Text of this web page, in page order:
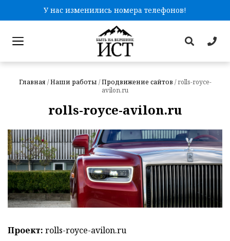
У нас изменились номера телефонов!
Главная /Наши работы /Продвижение сайтов /rolls-royce-
avilon.ru
rolls-royce-avilon.ru
Проект: rolls-royce-avilon.ru